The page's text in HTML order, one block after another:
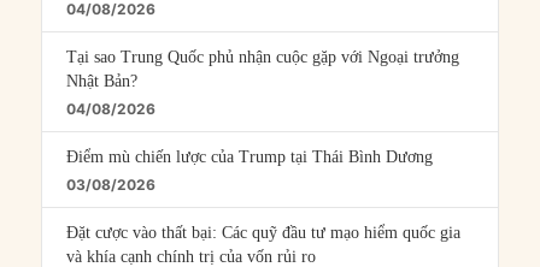
04/08/2026
Tại sao Trung Quốc phủ nhận cuộc gặp với Ngoại trưởng
Nhật Bản?
04/08/2026
Điểm mù chiến lược của Trump tại Thái Bình Dương
03/08/2026
Đặt cược vào thất bại: Các quỹ đầu tư mạo hiểm quốc gia
và khía cạnh chính trị của vốn rủi ro